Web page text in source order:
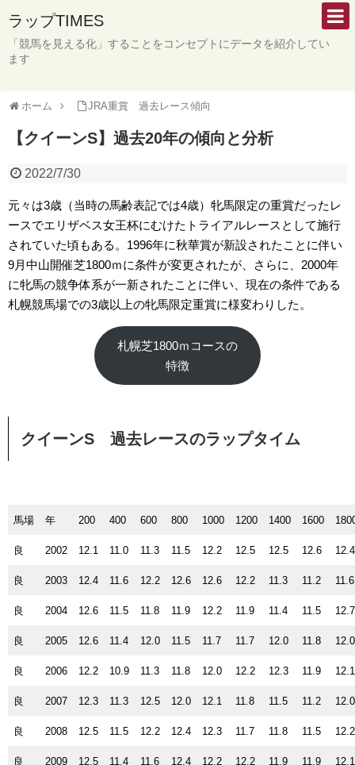
ラップTIMES
「競馬を見える化」することをコンセプトにデータを紹介してい
ます
ホーム JRA重賞 過去レース傾向
【クイーンS】過去20年の傾向と分析
2022/7/30
元々は3歳（当時の馬齢表記では4歳）牝馬限定の重賞だったレ
ースでエリザベス女王杯にむけたトライアルレースとして施行
されていた頃もある。1996年に秋華賞が新設されたことに伴い
9月中山開催芝1800ｍに条件が変更されたが、さらに、2000年
に牝馬の競争体系が一新されたことに伴い、現在の条件である
札幌競馬場での3歳以上の牝馬限定重賞に様変わりした。
札幌芝1800ｍコースの
特徴
クイーンS 過去レースのラップタイム
馬場 年 200 400 600 800 1000 1200 1400 1600
良 2002 12.1 11.0 11.3 11.5 12.2 12.5 12.5 12.6 12.4
良 2003 12.4 11.6 12.2 12.6 12.6 12.2 11.3 11.2 11.6
良 2004 12.6 11.5 11.8 11.9 12.2 11.9 11.4 11.5 12.7
良 2005 12.6 11.4 12.0 11.5 11.7 11.7 12.0 11.8 12.0
良 2006 12.2 10.9 11.3 11.8 12.0 12.2 12.3 11.9 12.1
良 2007 12.3 11.3 12.5 12.0 12.1 11.8 11.5 11.2 12.0
良 2008 12.5 11.5 12.2 12.4 12.3 11.7 11.8 11.5 12.2
良 2009 12.5 11.4 11.6 12.4 12.2 12.2 11.9 11.9 12.1